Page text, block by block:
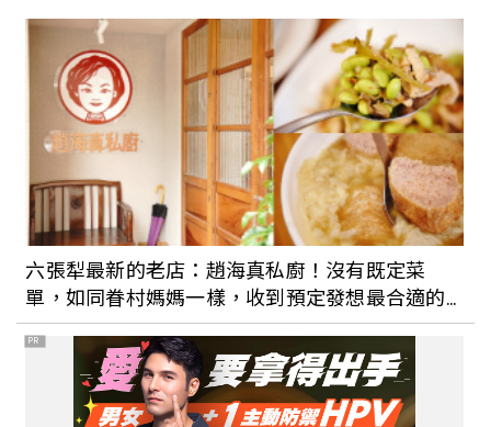
走進新竹無包裝小商店探索減塑生活！專
訪「新村小商號」主理人，感受用多少買
多少的無負擔消費
來點不一樣的跨年夜？台各地飯店跨年資
訊彙整：在海底吃燭光晚餐、在深山裡聽
原民音樂，在屋頂狂歡一整夜！
連假去哪踩點好？精選全台星巴克特色門
市：純白老宅、日式建築，還能把海景盡
收眼底
六張犁最新的老店：趙海真私廚！沒有既定菜
單，如同眷村媽媽一樣，收到預定發想最合適的
眷村菜
PR